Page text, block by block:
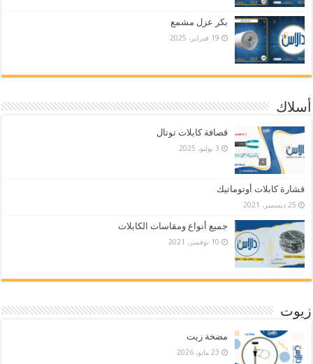
بكر عزل مشمع
19 فبراير، 2025
أسلاك
قصافة كابلات توتال
3 يوليو، 2025
قشارة كابلات أوتوماتيك
25 ديسمبر، 2021
جميع أنواع ومقاسات الكابلات
10 نوفمبر، 2021
زيوت
مضخة زيت
23 مايو، 2026